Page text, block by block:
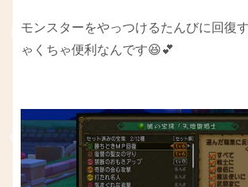
モンスターをやっつけるたんびに回復
ゃくちゃ便利なんです😆💕